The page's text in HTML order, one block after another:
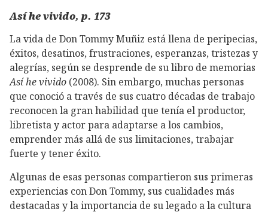
Así he vivido, p. 173
La vida de Don Tommy Muñiz está llena de peripecias,
éxitos, desatinos, frustraciones, esperanzas, tristezas y
alegrías, según se desprende de su libro de memorias
Así he vivido (2008). Sin embargo, muchas personas
que conoció a través de sus cuatro décadas de trabajo
reconocen la gran habilidad que tenía el productor,
libretista y actor para adaptarse a los cambios,
emprender más allá de sus limitaciones, trabajar
fuerte y tener éxito.
Algunas de esas personas compartieron sus primeras
experiencias con Don Tommy, sus cualidades más
destacadas y la importancia de su legado a la cultura